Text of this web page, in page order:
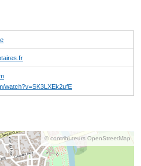
watch?v=SK3LXEk2ufE
© contributeurs OpenStreetMap